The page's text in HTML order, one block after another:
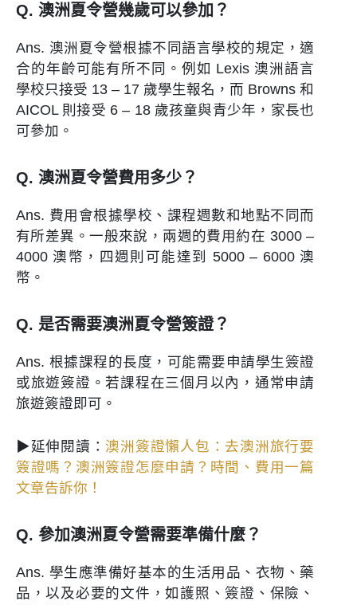
Q. 澳洲夏令營幾歲可以參加？
Ans. 澳洲夏令營根據不同語言學校的規定，適
合的年齡可能有所不同。例如 Lexis 澳洲語言
學校只接受 13 – 17 歲學生報名，而 Browns 和
AICOL 則接受 6 – 18 歲孩童與青少年，家長也
可參加。
Q. 澳洲夏令營費用多少？
Ans. 費用會根據學校、課程週數和地點不同而
有所差異。一般來說，兩週的費用約在 3000 –
4000 澳幣，四週則可能達到 5000 – 6000 澳
幣。
Q. 是否需要澳洲夏令營簽證？
Ans. 根據課程的長度，可能需要申請學生簽證
或旅遊簽證。若課程在三個月以內，通常申請
旅遊簽證即可。
▶延伸閱讀：澳洲簽證懶人包：去澳洲旅行要
簽證嗎？澳洲簽證怎麼申請？時間、費用一篇
文章告訴你！
Q. 參加澳洲夏令營需要準備什麼？
Ans. 學生應準備好基本的生活用品、衣物、藥
品，以及必要的文件，如護照、簽證、保險、